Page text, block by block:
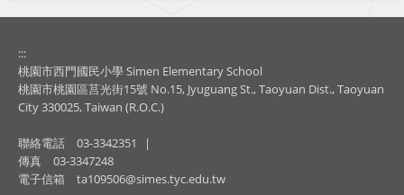
:::
桃園市西門國民小學 Simen Elementary School
桃園市桃園區莒光街15號 No.15, Jyuguang St., Taoyuan Dist., Taoyuan
City 330025, Taiwan (R.O.C.)
聯絡電話 03-3342351
|
傳真
03-3347248
電子信箱
ta109506@simes.tyc.edu.tw